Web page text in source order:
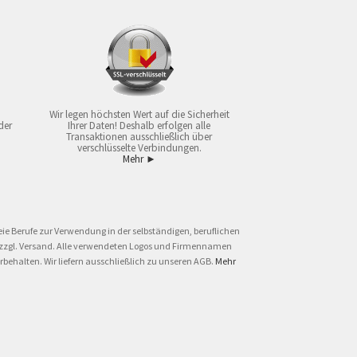
Wir legen höchsten Wert auf die Sicherheit
Ihrer Daten! Deshalb erfolgen alle
Transaktionen ausschließlich über
verschlüsselte Verbindungen.
Mehr ►
Berufe zur Verwendung in der selbständigen, beruflichen
Versand. Alle verwendeten Logos und Firmennamen
Wir liefern ausschließlich zu unseren AGB. Mehr